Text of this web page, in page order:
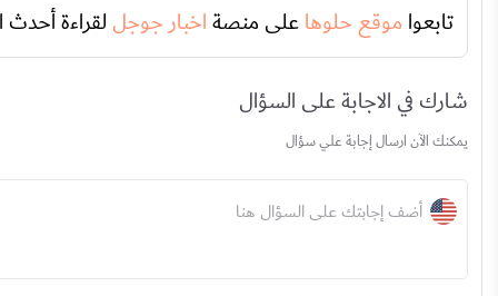
تابعوا موقع حلوهاعلى منصةاخبار جوجل لقراءة أحدث
شارك في الاجابة على السؤال
يمكنك الآن ارسال إجابة علي سؤال
أضف إجابتك على السؤال هنا